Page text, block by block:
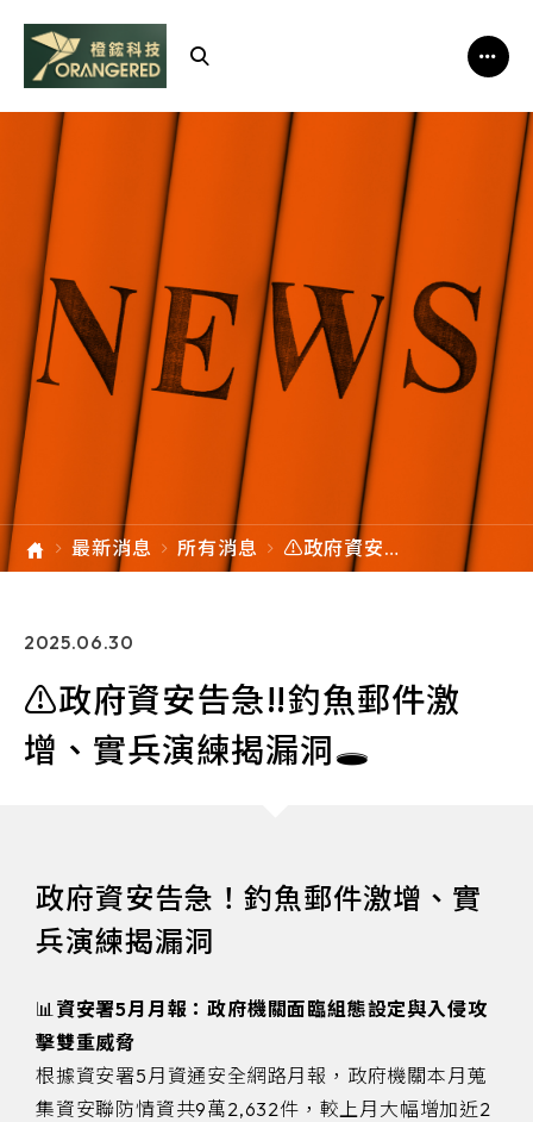
府
增、
洞
最新消息 所有消息
⚠️政府資安告
急‼️釣魚郵件
2025.06.30
⚠️政府資安告急‼️釣魚郵件激
增、實兵演練揭漏洞🕳️
政府資安告急！釣魚郵件激增、實
兵演練揭漏洞
📊資安署5月月報：政府機關面臨組態設定與入侵攻
擊雙重威脅
根據資安署5月資通安全網路月報，政府機關本月蒐
集資安聯防情資共9萬2,632件，較上月大幅增加近2